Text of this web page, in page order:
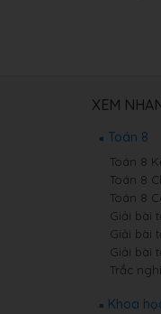
XEM
Toán 8
Toán 8
Toán 8
Toán 8
Giải bài
Giải bài
Giải bài
Trắc
Khoa